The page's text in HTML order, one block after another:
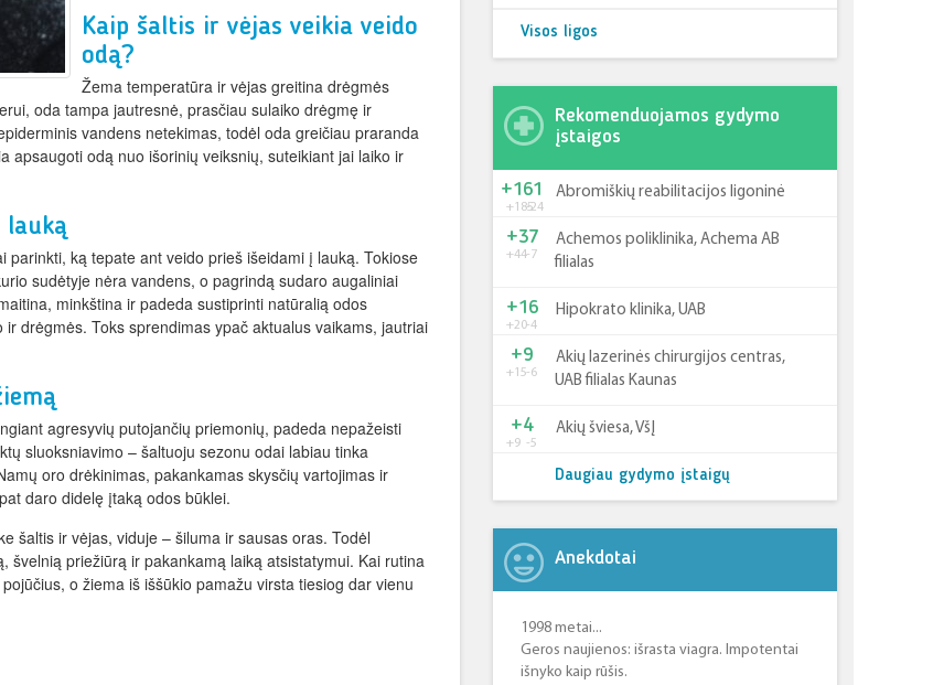
Kaip šaltis ir vėjas veikia veido
odą?
Žema temperatūra ir vėjas greitina drėgmės
oda tampa jautresnė, prasčiau sulaiko drėgmę ir
vandens netekimas, todėl oda greičiau praranda
apsaugoti odą nuo išorinių veiksnių, suteikiant jai laiko ir
lauką
ką tepate ant veido prieš išeidami į lauką. Tokiose
sudėtyje nėra vandens, o pagrindą sudaro augaliniai
minkština ir padeda sustiprinti natūralią odos
drėgmės. Toks sprendimas ypač aktualus vaikams, jautriai
agresyvių putojančių priemonių, padeda nepažeisti
sluoksniavimo – šaltuoju sezonu odai labiau tinka
oro drėkinimas, pakankamas skysčių vartojimas ir
daro didelę įtaką odos būklei.
šaltis ir vėjas, viduje – šiluma ir sausas oras. Todėl
priežiūrą ir pakankamą laiką atsistatymui. Kai rutina
o žiema iš iššūkio pamažu virsta tiesiog dar vienu
Visos ligos
Rekomenduojamos gydymo
įstaigos
+185-24
+161 Abromiškių reabilitacijos ligoninė
+44-7
+37
Achemos poliklinika, Achema AB
filialas
+20-4
+16 Hipokrato klinika, UAB
+15-6
+9
Akių lazerinės chirurgijos centras,
UAB filialas Kaunas
+9 -5
+4 Akių šviesa, VšĮ
Daugiau gydymo įstaigų
Anekdotai
1998 metai...
Geros naujienos: išrasta viagra. Impotentai
išnyko kaip rūšis.